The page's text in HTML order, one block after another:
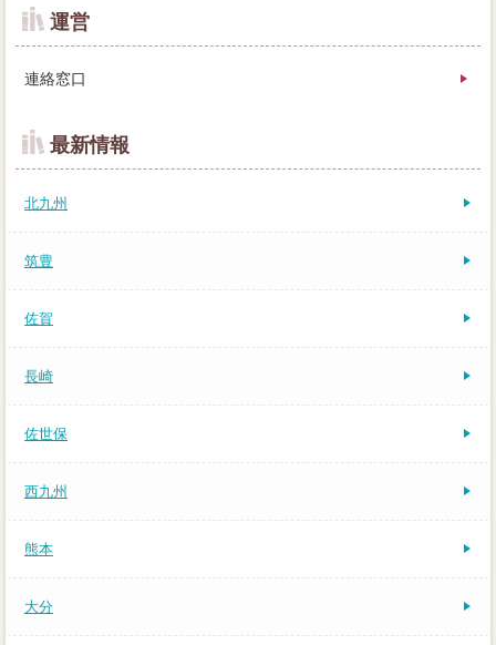
運営
連絡窓口
最新情報
北九州
筑豊
佐賀
長崎
佐世保
西九州
熊本
大分